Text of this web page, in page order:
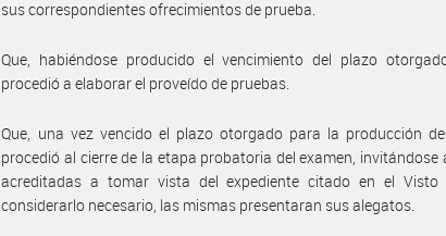
sus correspondientes ofrecimientos de prueba.
Que, habiéndose producido el vencimiento del plazo
procedió a elaborar el proveído de pruebas.
Que, una vez vencido el plazo otorgado para la producción
procedió al cierre de la etapa probatoria del examen,
acreditadas a tomar vista del expediente citado en el
considerarlo necesario, las mismas presentaran sus alegatos.